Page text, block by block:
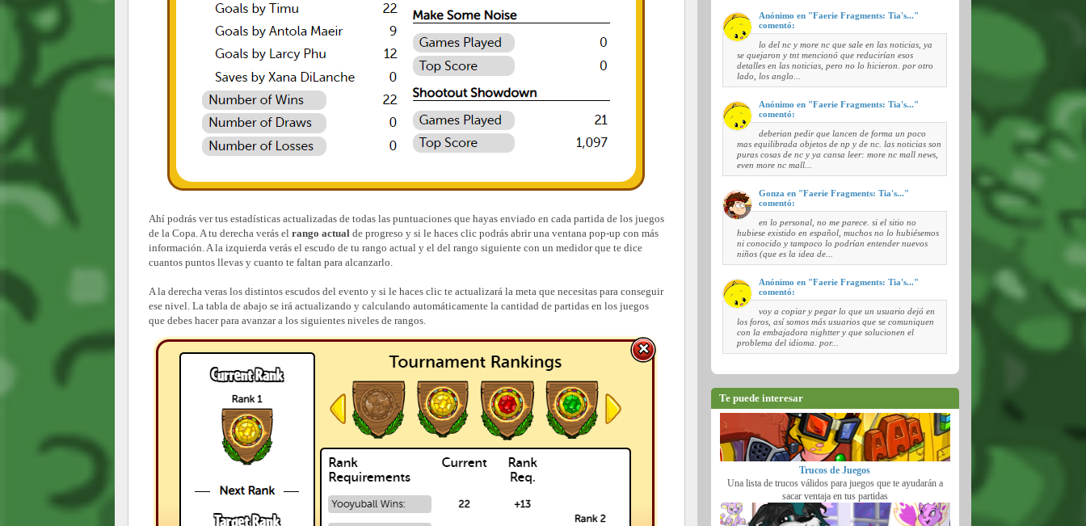
Ahí podrás ver tus estadísticas actualizadas de todas las puntuaciones que hayas enviado en cada partida de los juegos
de la Copa. A tu derecha verás el rango actual de progreso y si le haces clic podrás abrir una ventana pop-up con más
información. A la izquierda verás el escudo de tu rango actual y el del rango siguiente con un medidor que te dice
cuantos puntos llevas y cuanto te faltan para alcanzarlo.
A la derecha veras los distintos escudos del evento y si le haces clic te actualizará la meta que necesitas para conseguir
ese nivel. La tabla de abajo se irá actualizando y calculando automáticamente la cantidad de partidas en los juegos
que debes hacer para avanzar a los siguientes niveles de rangos.
Anónimo en "Faerie Fragments: Tia's..."
comentó:
lo del nc y more nc que sale en las noticias, ya
se quejaron y tnt mencionó que reducirían esos
detalles en las noticias, pero no lo hicieron. por otro
lado, los anglo...
Anónimo en "Faerie Fragments: Tia's..."
comentó:
deberian pedir que lancen de forma un poco
mas equilibrada objetos de np y de nc. las noticias son
puras cosas de nc y ya cansa leer: more nc mall news,
even more nc mall...
Gonza en "Faerie Fragments: Tia's..."
comentó:
en lo personal, no me parece. si el sitio no
hubiese existido en español, muchos no lo hubiésemos
ni conocido y tampoco lo podrían entender nuevos
niños (que es la idea de...
Anónimo en "Faerie Fragments: Tia's..."
comentó:
voy a copiar y pegar lo que un usuario dejó en
los foros, así somos más usuarios que se comuniquen
con la embajadora nightter y que solucionen el
problema del idioma. por...
Te puede interesar
Trucos de Juegos
Una lista de trucos válidos para juegos que te ayudarán a
sacar ventaja en tus partidas